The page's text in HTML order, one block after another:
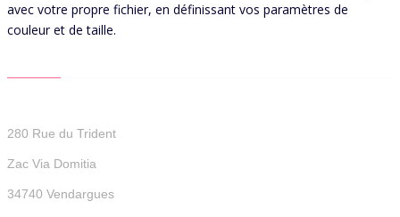
avec votre propre fichier, en définissant vos paramètres de
couleur et de taille.
280 Rue du Trident
Zac Via Domitia
34740 Vendargues